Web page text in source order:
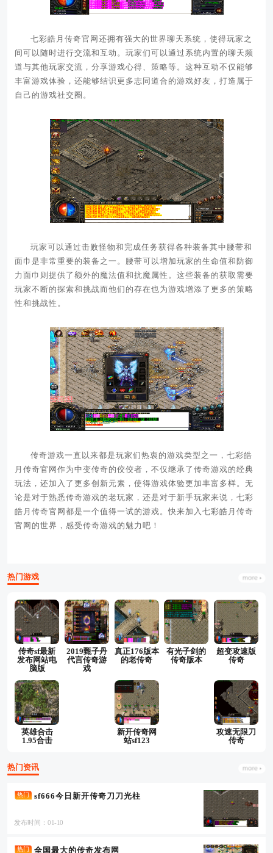
七彩皓月传奇官网还拥有强大的世界聊天系统，使得玩家之
间可以随时进行交流和互动。玩家们可以通过系统内置的聊天频
道与其他玩家交流，分享游戏心得、策略等。这种互动不仅能够
丰富游戏体验，还能够结识更多志同道合的游戏好友，打造属于
自己的游戏社交圈。
玩家可以通过击败怪物和完成任务获得各种装备其中腰带和
面巾是非常重要的装备之一。腰带可以增加玩家的生命值和防御
力面巾则提供了额外的魔法值和抗魔属性。这些装备的获取需要
玩家不断的探索和挑战而他们的存在也为游戏增添了更多的策略
性和挑战性。
传奇游戏一直以来都是玩家们热衷的游戏类型之一，七彩皓
月传奇官网作为中变传奇的佼佼者，不仅继承了传奇游戏的经典
玩法，还加入了更多创新元素，使得游戏体验更加丰富多样。无
论是对于熟悉传奇游戏的老玩家，还是对于新手玩家来说，七彩
皓月传奇官网都是一个值得一试的游戏。快来加入七彩皓月传奇
官网的世界，感受传奇游戏的魅力吧！
热门游戏
传奇sf最新
发布网站电
脑版
2019甄子丹
代言传奇游
戏
真正176版本
的老传奇
有光子剑的
传奇版本
超变攻速版
传奇
英雄合击
1.95合击
新开传奇网
站sf123
攻速无限刀
传奇
热门资讯
热门 sf666今日新开传奇刀刀光柱
发布时间：01-10
热门 全国最大的传奇发布网